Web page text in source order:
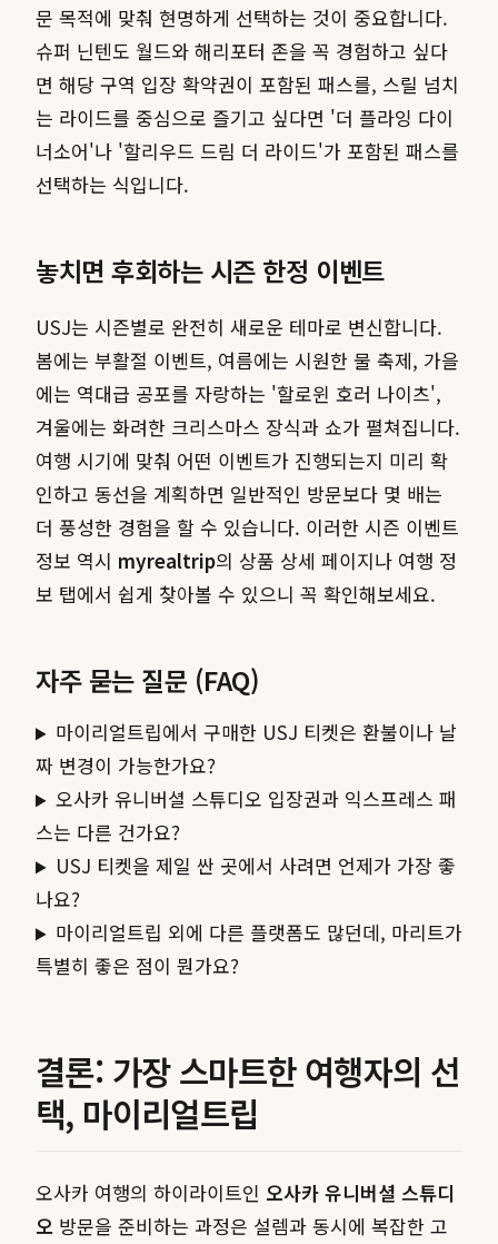
문 목적에 맞춰 현명하게 선택하는 것이 중요합니다.
슈퍼 닌텐도 월드와 해리포터 존을 꼭 경험하고 싶다
면 해당 구역 입장 확약권이 포함된 패스를, 스릴 넘치
는 라이드를 중심으로 즐기고 싶다면 '더 플라잉 다이
너소어'나 '할리우드 드림 더 라이드'가 포함된 패스를
선택하는 식입니다.
놓치면 후회하는 시즌 한정 이벤트
USJ는 시즌별로 완전히 새로운 테마로 변신합니다.
봄에는 부활절 이벤트, 여름에는 시원한 물 축제, 가을
에는 역대급 공포를 자랑하는 '할로윈 호러 나이츠',
겨울에는 화려한 크리스마스 장식과 쇼가 펼쳐집니다.
여행 시기에 맞춰 어떤 이벤트가 진행되는지 미리 확
인하고 동선을 계획하면 일반적인 방문보다 몇 배는
더 풍성한 경험을 할 수 있습니다. 이러한 시즌 이벤트
정보 역시 myrealtrip의 상품 상세 페이지나 여행 정
보 탭에서 쉽게 찾아볼 수 있으니 꼭 확인해보세요.
자주 묻는 질문 (FAQ)
마이리얼트립에서 구매한 USJ 티켓은 환불이나 날
짜 변경이 가능한가요?
오사카 유니버셜 스튜디오 입장권과 익스프레스 패
스는 다른 건가요?
USJ 티켓을 제일 싼 곳에서 사려면 언제가 가장 좋
나요?
마이리얼트립 외에 다른 플랫폼도 많던데, 마리트가
특별히 좋은 점이 뭔가요?
결론: 가장 스마트한 여행자의 선
택, 마이리얼트립
오사카 여행의 하이라이트인 오사카 유니버셜 스튜디
오 방문을 준비하는 과정은 설렘과 동시에 복잡한 고